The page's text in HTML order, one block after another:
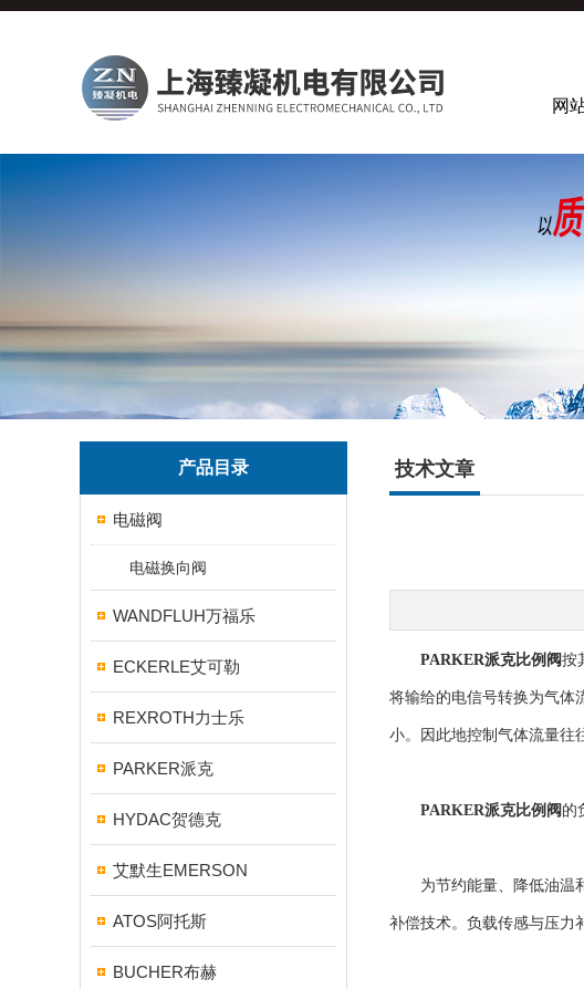
网
产品目录
电磁阀
电磁换向阀
WANDFLUH万福乐
ECKERLE艾可勒
REXROTH力士乐
PARKER派克
HYDAC贺德克
艾默生EMERSON
ATOS阿托斯
BUCHER布赫
技术文章
PARKER派克比例阀按
将输给的电信号转换为气体
小。因此地控制气体流量往
PARKER派克比例阀 的
为节约能量、降低油温和
补偿技术。负载传感与压力